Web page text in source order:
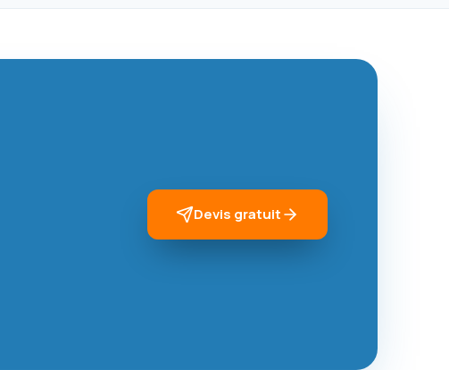
Devis gratuit